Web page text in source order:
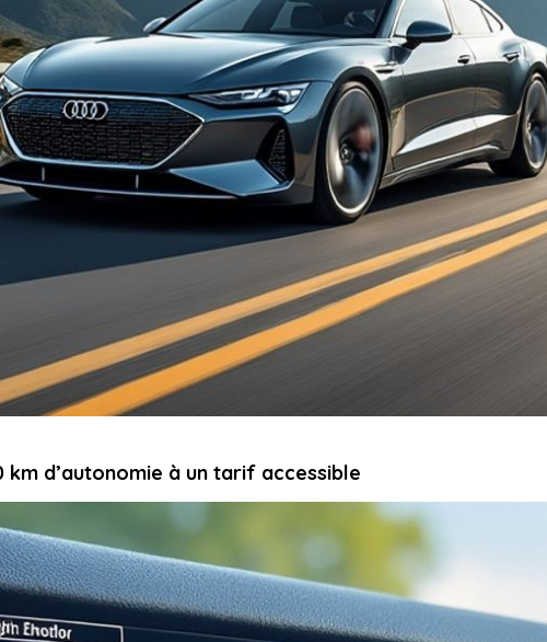
km d’autonomie à un tarif accessible